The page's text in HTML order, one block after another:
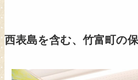
西表島を含む、竹富町の